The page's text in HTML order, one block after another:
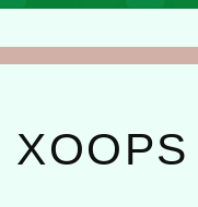
XOOPS